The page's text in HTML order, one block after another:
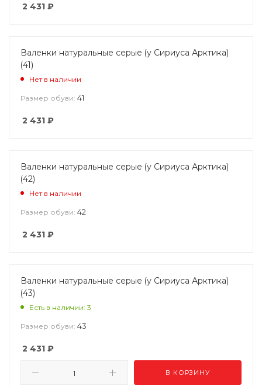
2 431 ₽
Валенки натуральные серые (у Сириуса Арктика)
(41)
Нет в наличии
Размер обуви: 41
2 431 ₽
Валенки натуральные серые (у Сириуса Арктика)
(42)
Нет в наличии
Размер обуви: 42
2 431 ₽
Валенки натуральные серые (у Сириуса Арктика)
(43)
Есть в наличии: 3
Размер обуви: 43
2 431 ₽
В КОРЗИНУ